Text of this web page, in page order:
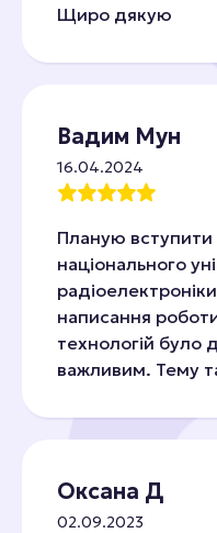
Щиро дякую
Вадим Мун
16.04.2024
Планую вступити
національного
написання
технологій
важливим. Тему
оформити все
Оксана Д
02.09.2023